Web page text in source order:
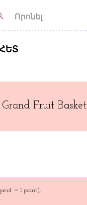
Grand Fruit Basket
= 1 point).